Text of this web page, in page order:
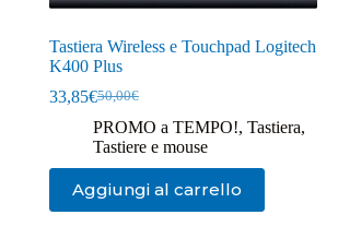
Tastiera Wireless e Touchpad Logitech
K400 Plus
50,00€
Il
prezzo
originale
50,00€.
33,85€Il
prezzo
attuale
33,85€.
PROMO a TEMPO!, Tastiera,
Tastiere e mouse
Aggiungi al carrello